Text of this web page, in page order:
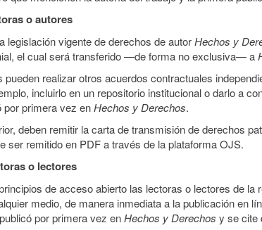
o autores
legislación vigente de derechos de autorHechos y
el cual será transferido —de forma no exclusiva— a
pueden realizar otros acuerdos contractuales
incluirlo en un repositorio institucional o darlo a
por primera vez enHechos y Derechos.
deben remitir la carta de transmisión de derechos
ser remitido en PDF a través de la plataforma OJS.
o lectores
de acceso abierto las lectoras o lectores de
medio, de manera inmediata a la publicación en
por primera vez enHechos y Derechos y se cite